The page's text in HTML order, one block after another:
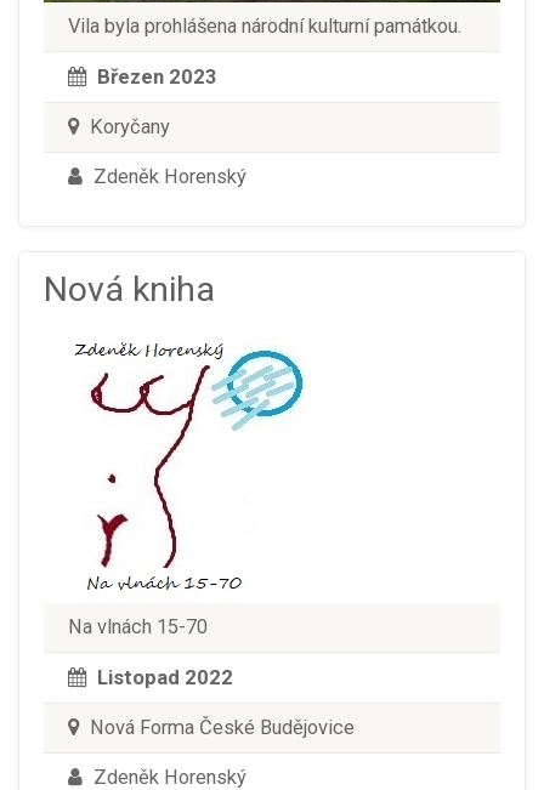
Vila byla prohlášena národní kulturní památkou.
Březen 2023
Koryčany
Zdeněk Horenský
Nová kniha
Na vlnách 15-70
Listopad 2022
Nová Forma České Budějovice
Zdeněk Horenský